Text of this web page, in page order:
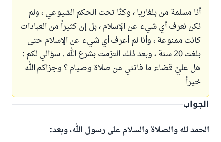
أنا مسلمة من بلغاريا ، وكنَّا تحت الحكم الشيوعي ، ولم
نكن نعرف أي شيء عن الإسلام ، بل إن كثيراً من العبادات
كانت ممنوعة ، وأنا لم أعرف أي شيء عن الإسلام حتى
بلغت 20 سنة ، وبعد ذلك التزمت بشرع الله . سؤالي لكم :
هل عليَّ قضاء ما فاتني من صلاة وصيام ؟ وجزاكم الله
خيراً
الجواب
الحمد لله والصلاة والسلام على رسول الله، وبعد: